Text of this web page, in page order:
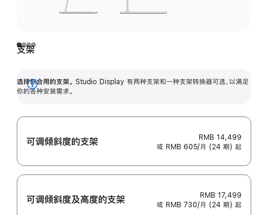
支架
选择你合用的支架。 Studio Display 有两种支架和一种支架转换器可选，以满足
你的各种安装需求。
展
可调倾斜度的支架
RMB 14,499
或 RMB 605/月 (24 期) 起
可调倾斜度及高‍度的支‍架
RMB 17,499
或 RMB 730/月 (24 期) 起